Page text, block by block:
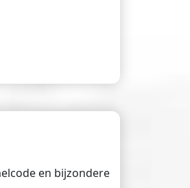
en bijzondere